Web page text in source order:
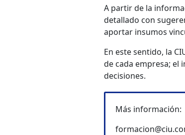
A partir de la
detallado con
aportar insumos
En este sentido, la
de cada empresa; el
decisiones.
Más información: